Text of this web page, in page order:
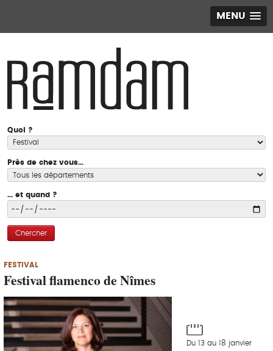
MENU
Quoi ?
Près de chez vous...
... et quand ?
Chercher
FESTIVAL
Festival flamenco de Nîmes
Du 13 au 18 janvier